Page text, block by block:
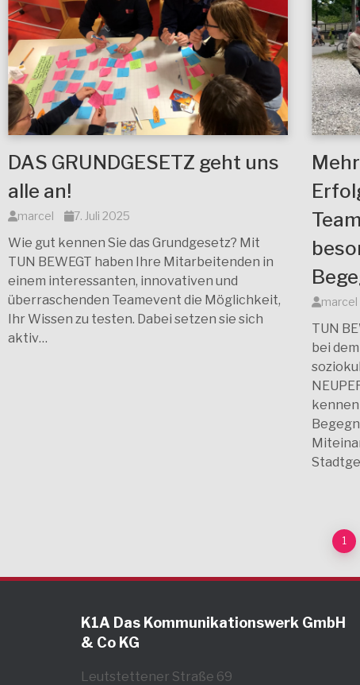
DAS GRUNDGESETZ geht uns
alle an!
marcel 7. Juli 2025
Wie gut kennen Sie das Grundgesetz? Mit
TUN BEWEGT haben Ihre Mitarbeitenden in
einem interessanten, innovativen und
überraschenden Teamevent die Möglichkeit,
Ihr Wissen zu testen. Dabei setzen sie sich
aktiv…
marcel
TUN
bei
1
K1A Das Kommunikationswerk GmbH
& Co KG
Leutstettener Straße 69